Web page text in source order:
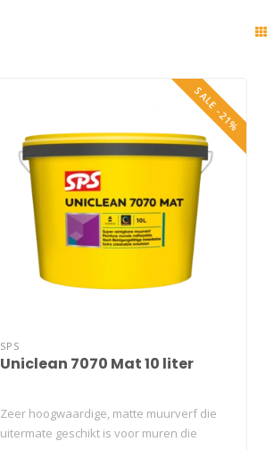
SALE -21%
SPS
Uniclean 7070 Mat 10 liter
Zeer hoogwaardige, matte muurverf die
uitermate geschikt is voor muren die